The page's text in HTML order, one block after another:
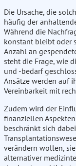
Die Ursache, die
häufig der
Während die
konstant bleibt oder
Anzahl an
steht die Frage, wie
und -bedarf
Ansätze werden auf
Vereinbarkeit mit
Zudem wird der
finanziellen
beschränkt sich
verändern wollen,
alternativer